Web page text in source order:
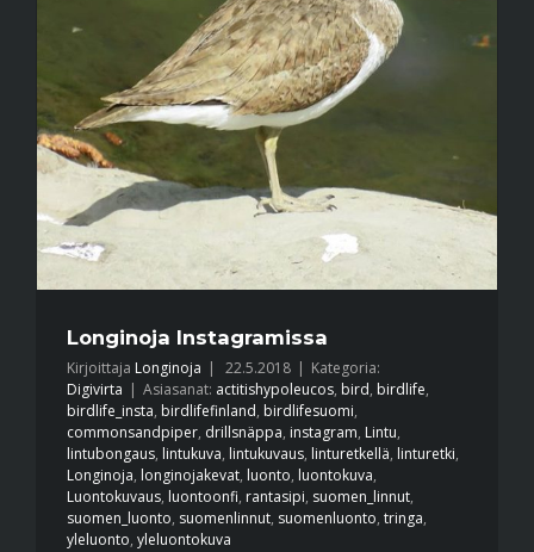
Longinoja Instagramissa
Kirjoittaja Longinoja 22.5.2018
Kategoria:
Digivirta
Asiasanat: actitishypoleucos, bird, birdlife,
birdlife_insta, birdlifefinland, birdlifesuomi,
commonsandpiper, drillsnäppa, instagram, Lintu,
lintubongaus, lintukuva, lintukuvaus, linturetkellä, linturetki,
Longinoja, longinojakevat, luonto, luontokuva,
Luontokuvaus, luontoonfi, rantasipi, suomen_linnut,
suomen_luonto, suomenlinnut, suomenluonto, tringa,
yleluonto, yleluontokuva